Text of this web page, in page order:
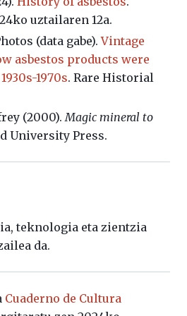
uztailaren 12a.
(data gabe).Vintage
asbestos products were
1970s. Rare Historial
(2000).Magic mineral to
University Press.
teknologia eta zientzia
da.
Cuaderno de Cultura